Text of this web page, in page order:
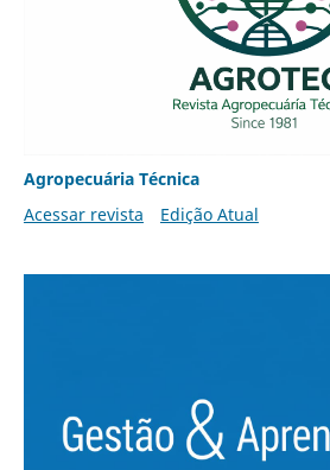
Agropecuária Técnica
Acessar revista
Edição Atual